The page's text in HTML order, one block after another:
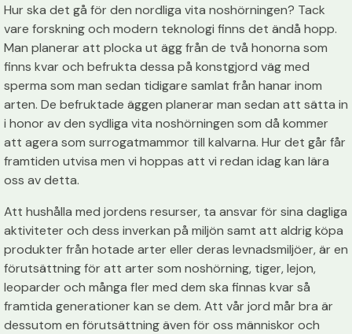
Hur ska det gå för den nordliga vita noshörningen? Tack
vare forskning och modern teknologi finns det ändå hopp.
Man planerar att plocka ut ägg från de två honorna som
finns kvar och befrukta dessa på konstgjord väg med
sperma som man sedan tidigare samlat från hanar inom
arten. De befruktade äggen planerar man sedan att sätta in
i honor av den sydliga vita noshörningen som då kommer
att agera som surrogatmammor till kalvarna. Hur det går får
framtiden utvisa men vi hoppas att vi redan idag kan lära
oss av detta.
Att hushålla med jordens resurser, ta ansvar för sina dagliga
aktiviteter och dess inverkan på miljön samt att aldrig köpa
produkter från hotade arter eller deras levnadsmiljöer, är en
förutsättning för att arter som noshörning, tiger, lejon,
leoparder och många fler med dem ska finnas kvar så
framtida generationer kan se dem. Att vår jord mår bra är
dessutom en förutsättning även för oss människor och